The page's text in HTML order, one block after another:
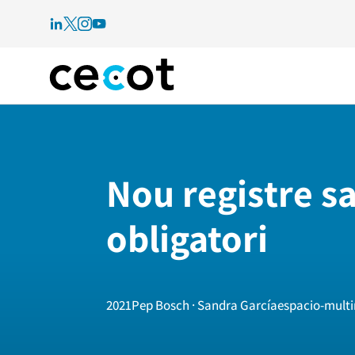
Nou registre
obligatori
2021Pep Bosch · Sandra Garcíaespacio-